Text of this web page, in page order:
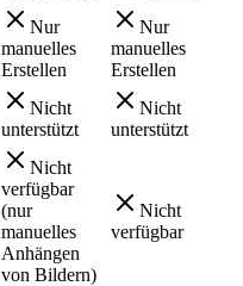
Nur
manuelles
Erstellen
Nur
manuelles
Erstellen
Nicht
unterstützt
Nicht
unterstützt
Nicht
verfügbar
(nur
manuelles
Anhängen
von Bildern)
Nicht
verfügbar